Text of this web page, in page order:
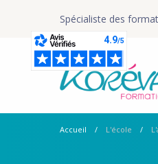
Spécialiste des
Accueil L'école